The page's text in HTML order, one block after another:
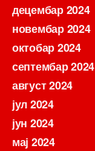
децембар 2024
новембар 2024
октобар 2024
септембар 2024
август 2024
јул 2024
јун 2024
мај 2024